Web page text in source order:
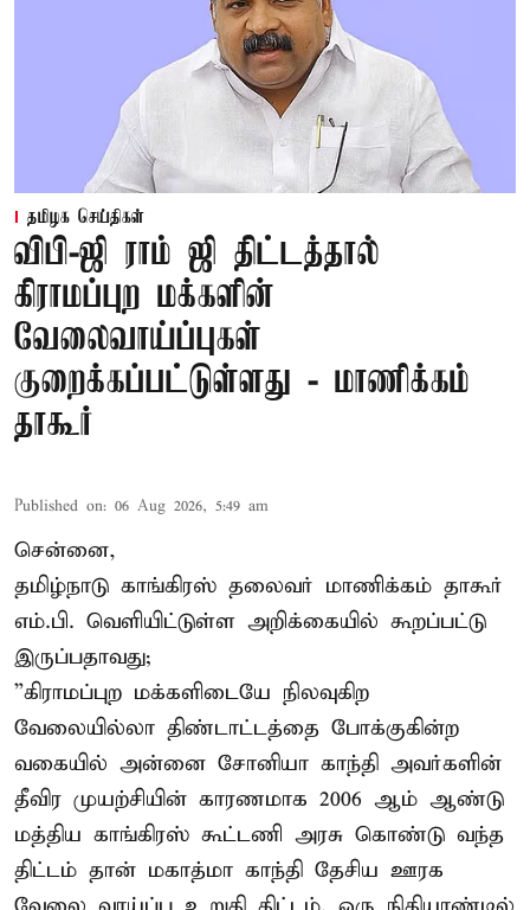
தமிழக செய்திகள்
விபி-ஜி ராம் ஜி திட்டத்தால்
கிராமப்புற மக்களின்
வேலைவாய்ப்புகள்
குறைக்கப்பட்டுள்ளது - மாணிக்கம்
தாகூர்
Published on: 06 Aug 2026, 5:49 am
சென்னை,
தமிழ்நாடு காங்கிரஸ் தலைவர் மாணிக்கம் தாகூர்
எம்.பி. வெளியிட்டுள்ள அறிக்கையில் கூறப்பட்டு
இருப்பதாவது;
”கிராமப்புற மக்களிடையே நிலவுகிற
வேலையில்லா திண்டாட்டத்தை போக்குகின்ற
வகையில் அன்னை சோனியா காந்தி அவர்களின்
தீவிர முயற்சியின் காரணமாக 2006 ஆம் ஆண்டு
மத்திய காங்கிரஸ் கூட்டணி அரசு கொண்டு வந்த
திட்டம் தான் மகாத்மா காந்தி தேசிய ஊரக